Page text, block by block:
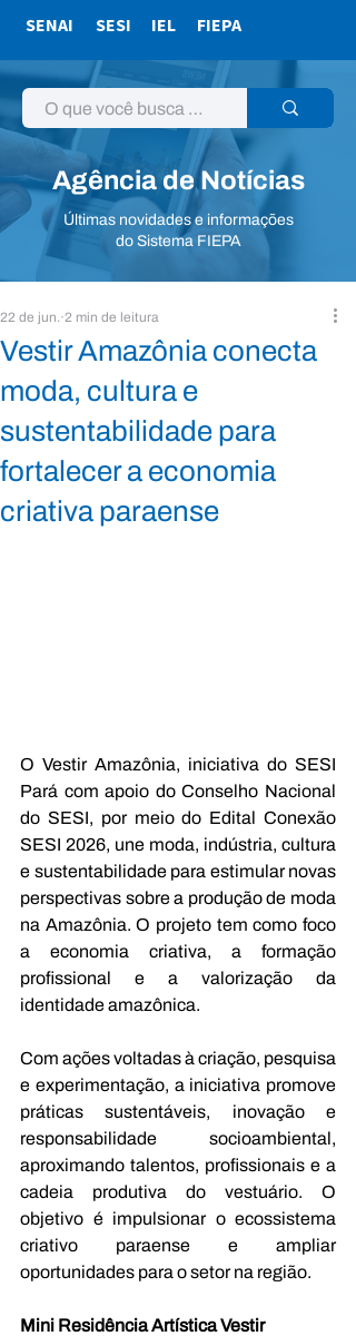
SENAI SESI IEL FIEPA
Agência de Notícias
Últimas novidades e informações
do Sistema FIEPA
Vestir Amazônia conecta
moda, cultura e
sustentabilidade para
fortalecer a economia
criativa paraense
22 de jun. 2 min de leitura
O Vestir Amazônia, iniciativa do SESI
Pará com apoio do Conselho Nacional
do SESI, por meio do Edital Conexão
SESI 2026, une moda, indústria, cultura
e sustentabilidade para estimular novas
perspectivas sobre a produção de moda
na Amazônia. O projeto tem como foco
a economia criativa, a formação
profissional e a valorização da
identidade amazônica.
Com ações voltadas à criação, pesquisa
e experimentação, a iniciativa promove
práticas sustentáveis, inovação e
responsabilidade socioambiental,
aproximando talentos, profissionais e a
cadeia produtiva do vestuário. O
objetivo é impulsionar o ecossistema
criativo paraense e ampliar
oportunidades para o setor na região.
Mini Residência Artística Vestir